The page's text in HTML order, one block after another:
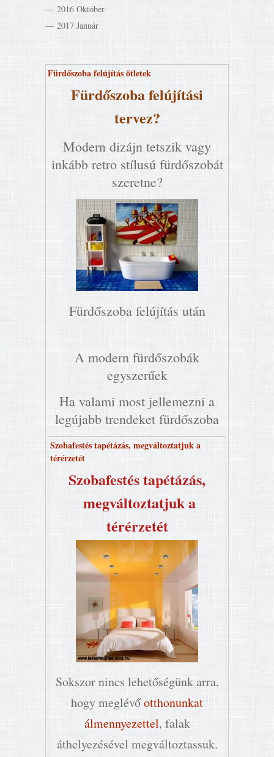
2016 Október
2017 Január
Fürdőszoba felújítás ötletek
Fürdőszoba felújítási
tervez?
Modern dizájn tetszik vagy
inkább retro stílusú fürdőszobát
szeretne?
Fürdőszoba felújítás után
A modern fürdőszobák
egyszerűek
Ha valami most jellemezni a
legújabb trendeket fürdőszoba
Szobafestés tapétázás, megváltoztatjuk a
térérzetét
Szobafestés tapétázás,
megváltoztatjuk a
térérzetét
Sokszor nincs lehetőségünk arra,
hogy meglévőotthonunkat
álmennyezettel, falak
áthelyezésével megváltoztassuk.